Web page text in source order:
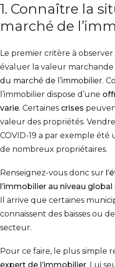
1. Connaître la
marché de
Le premier critère à
évaluer la valeur marchande
du marché de l’immobilier.
l’immobilier dispose d’une
varie. Certaines crises
valeur des propriétés.
COVID-19 a par exemple été
de nombreux propriétaires.
Renseignez-vous donc sur
l’immobilier au niveau
Il arrive que certaines
connaissent des baisses ou
secteur.
Pour ce faire, le plus simple
expert de l’immobilier. Lui